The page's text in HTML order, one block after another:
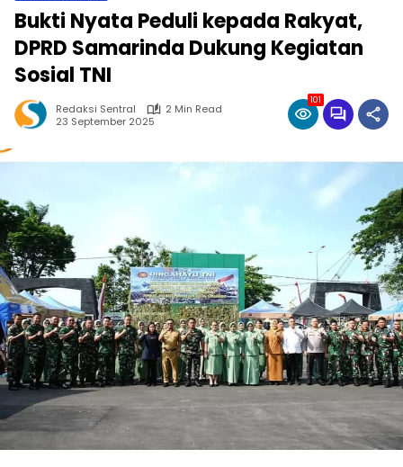
Bukti Nyata Peduli kepada Rakyat,
DPRD Samarinda Dukung Kegiatan
Sosial TNI
Redaksi Sentral
2 Min Read
23 September 2025
101